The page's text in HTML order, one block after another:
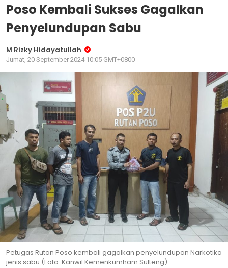
Poso Kembali Sukses Gagalkan
Penyelundupan Sabu
M Rizky Hidayatullah
Jumat, 20 September 2024 10:05 GMT+0800
Petugas Rutan Poso kembali gagalkan penyelundupan Narkotika
jenis sabu (Foto: Kanwil Kemenkumham Sulteng)